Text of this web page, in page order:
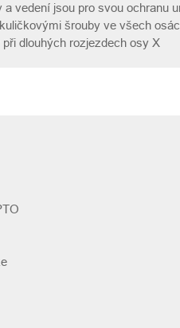
a vedení jsou pro svou ochranu
šrouby ve všech
při dlouhých rozjezdech osy X